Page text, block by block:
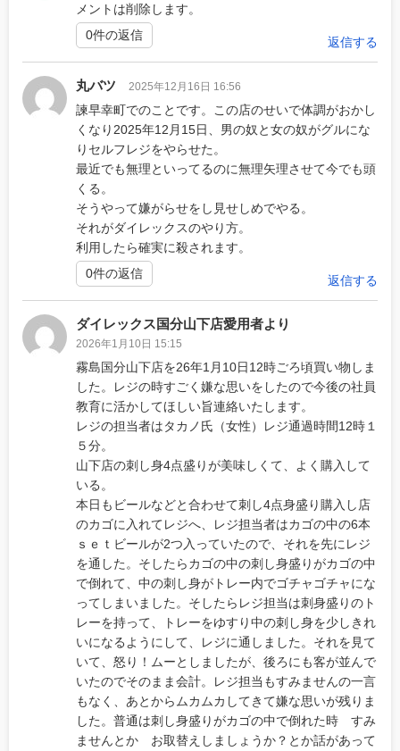
メントは削除します。
返信する
0件の返信
丸バツ 2025年12月16日 16:56
諫早幸町でのことです。この店のせいで体調がおかし
くなり2025年12月15日、男の奴と女の奴がグルにな
りセルフレジをやらせた。
最近でも無理といってるのに無理矢理させて今でも頭
くる。
そうやって嫌がらせをし見せしめでやる。
それがダイレックスのやり方。
利用したら確実に殺されます。
返信する
0件の返信
ダイレックス国分山下店愛用者より
2026年1月10日 15:15
霧島国分山下店を26年1月10日12時ごろ頃買い物しま
した。レジの時すごく嫌な思いをしたので今後の社員
教育に活かしてほしい旨連絡いたします。
レジの担当者はタカノ氏（女性）レジ通過時間12時１
５分。
山下店の刺し身4点盛りが美味しくて、よく購入して
いる。
本日もビールなどと合わせて刺し4点身盛り購入し店
のカゴに入れてレジへ、レジ担当者はカゴの中の6本
ｓｅｔビールが2つ入っていたので、それを先にレジ
を通した。そしたらカゴの中の刺し身盛りがカゴの中
で倒れて、中の刺し身がトレー内でゴチャゴチャにな
ってしまいました。そしたらレジ担当は刺身盛りのト
レーを持って、トレーをゆすり中の刺し身を少しきれ
いになるようにして、レジに通しました。それを見て
いて、怒り！ムーとしましたが、後ろにも客が並んで
いたのでそのまま会計。レジ担当もすみませんの一言
もなく、あとからムカムカしてきて嫌な思いが残りま
した。普通は刺し身盛りがカゴの中で倒れた時 すみ
ませんとか お取替えしましょうか？とか話があって